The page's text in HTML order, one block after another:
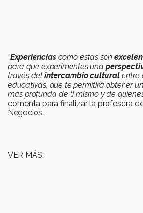
“Experiencias como estas son
para que experimentes una
través del intercambio cultural entre
educativas, que te permitirá obtener
más profunda de ti mismo y de
comenta para finalizar la profesora
Negocios.
VER MÁS: